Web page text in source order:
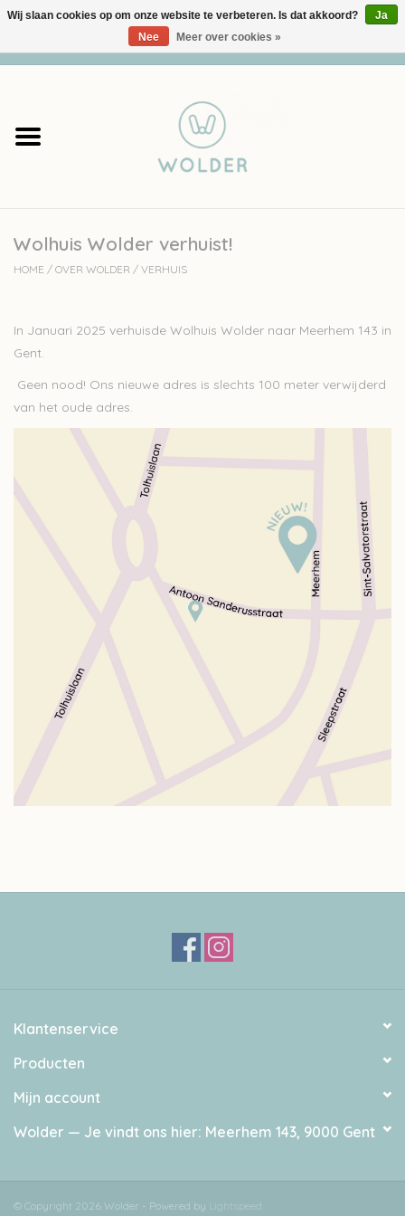
Garens
Accessoires
Solden
Wolhuis Wolder verhuist!
HOME / OVER WOLDER / VERHUIS
In Januari 2025 verhuisde Wolhuis Wolder naar Meerhem 143 in
Gent.
Geen nood! Ons nieuwe adres is slechts 100 meter verwijderd
van het oude adres.
Klantenservice
Producten
Mijn account
Wolder — Je vindt ons hier: Meerhem 143, 9000 Gent
© Copyright 2026 Wolder - Powered by Lightspeed
Wij slaan cookies op om onze website te verbeteren. Is dat akkoord?
Ja
Nee
Meer over cookies »